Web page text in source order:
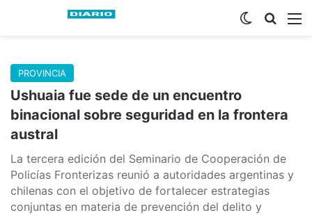
Buscar
Switch skin
PROVINCIA
Ushuaia fue sede de un encuentro
binacional sobre seguridad en la frontera
austral
La tercera edición del Seminario de Cooperación de
Policías Fronterizas reunió a autoridades argentinas y
chilenas con el objetivo de fortalecer estrategias
conjuntas en materia de prevención del delito y